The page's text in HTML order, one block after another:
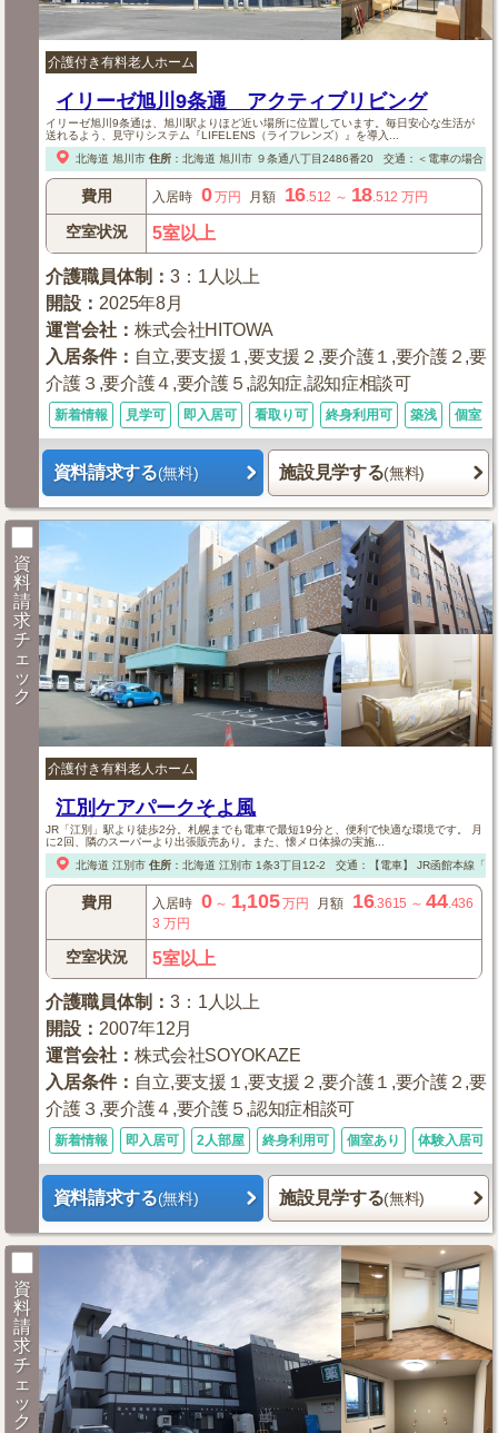
介護付き有料老人ホーム
イリーゼ旭川9条通 アクティブリビング
イリーゼ旭川9条通は、旭川駅よりほど近い場所に位置しています。毎日安心な生活が
送れるよう、見守りシステム『LIFELENS（ライフレンズ）』を導入...
北海道 旭川市 住所： 北海道 旭川市９条通八丁目2486番20 交通：＜電車の場合＞
費用 入居時 0万円 月額 16.512 ～ 18.512 万円
空室状況 5室以上
介護職員体制 ：3：1人以上
開設 ： 2025年8月
運営会社 ：株式会社HITOWA
入居条件： 自立,要支援１,要支援２,要介護１,要介護２,要
介護３,要介護４,要介護５,認知症,認知症相談可
新着情報 見学可 即入居可 看取り可 終身利用可 築浅 個室あ
資料請求する(無料) 施設見学する(無料)
資
料
請
求
チ
ェ
ッ
ク
介護付き有料老人ホーム
江別ケアパークそよ風
JR「江別」駅より徒歩2分。札幌までも電車で最短19分と、便利で快適な環境です。 月
に2回、隣のスーパーより出張販売あり。また、懐メロ体操の実施...
北海道 江別市 住所： 北海道 江別市1条3丁目12-2 交通：【電車】 JR函館本線「
費用 入居時 0～ 1,105万円 月額 16.3615 ～44.436
3 万円
空室状況 5室以上
介護職員体制 ：3：1人以上
開設 ： 2007年12月
運営会社 ：株式会社SOYOKAZE
入居条件： 自立,要支援１,要支援２,要介護１,要介護２,要
介護３,要介護４,要介護５,認知症相談可
新着情報 即入居可 2人部屋 終身利用可 個室あり 体験入居可
資料請求する(無料) 施設見学する(無料)
資
料
請
求
チ
ェ
ッ
ク